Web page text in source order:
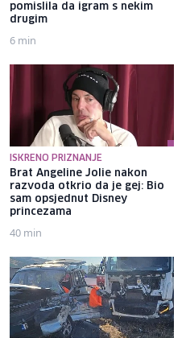
pomislila da igram s nekim
drugim
6 min
ISKRENO PRIZNANJE
Brat Angeline Jolie nakon
razvoda otkrio da je gej: Bio
sam opsjednut Disney
princezama
40 min